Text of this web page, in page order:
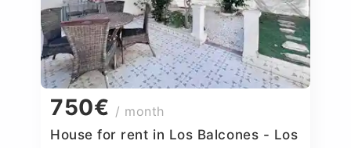
750€ / month
House for rent in Los Balcones - Los